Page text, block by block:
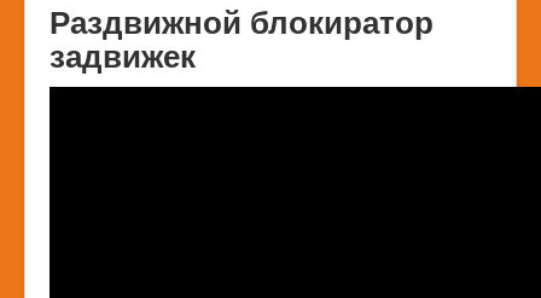
Раздвижной блокиратор
задвижек